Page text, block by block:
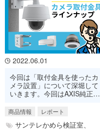
2022.06.01
今回は「取付金具を使ったカ
メラ設置」について深堀して
いきます。今回はAXIS純正カ
す！
商品情報 レポート
サンテレかめら検証室、